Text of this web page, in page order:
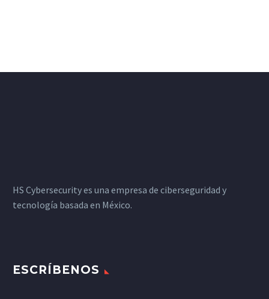
HS Cybersecurity es una empresa de ciberseguridad y
tecnología basada en México.
ESCRÍBENOS